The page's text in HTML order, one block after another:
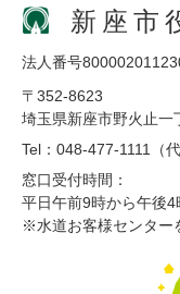
新座市
法人番号
〒352-8623
埼玉県新座市野火止一
Tel：048-477-1111（代
窓口受付時間：
平日午前9時から午後4
※水道お客様センター